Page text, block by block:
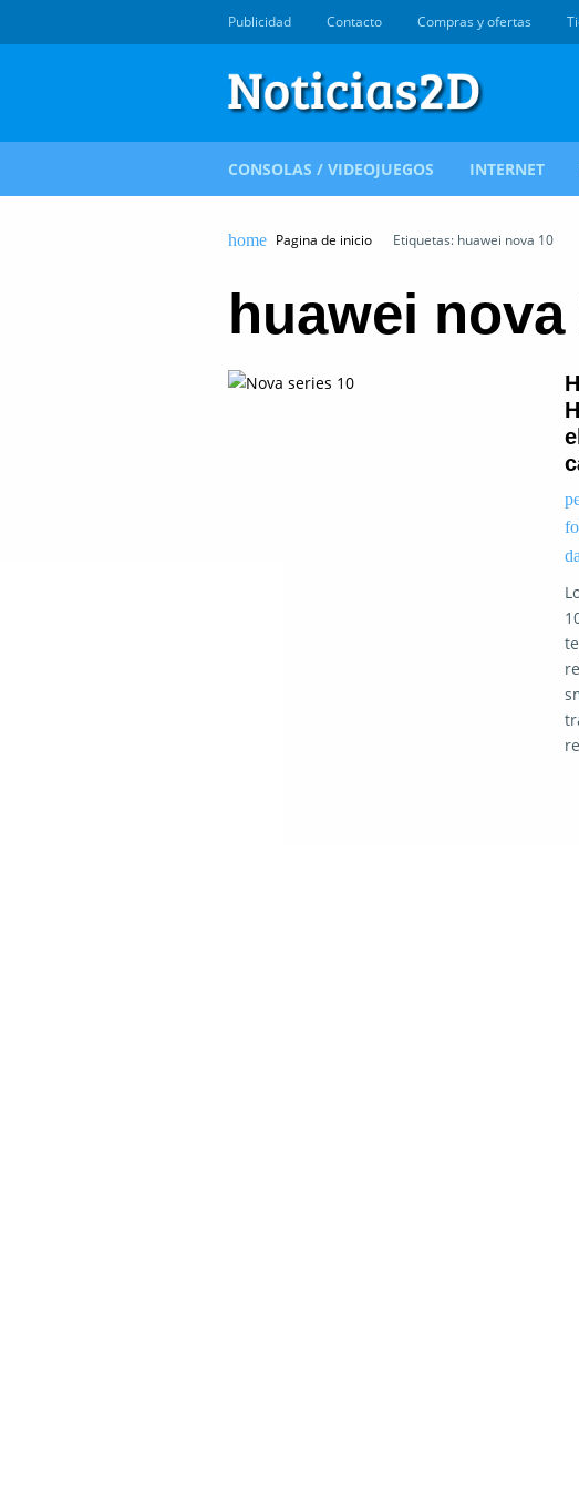
Publicidad Contacto Compras y ofertas
CONSOLAS / VIDEOJUEGOS INTERNET
Pagina de inicio Etiquetas: huawei nova 10
huawei nova